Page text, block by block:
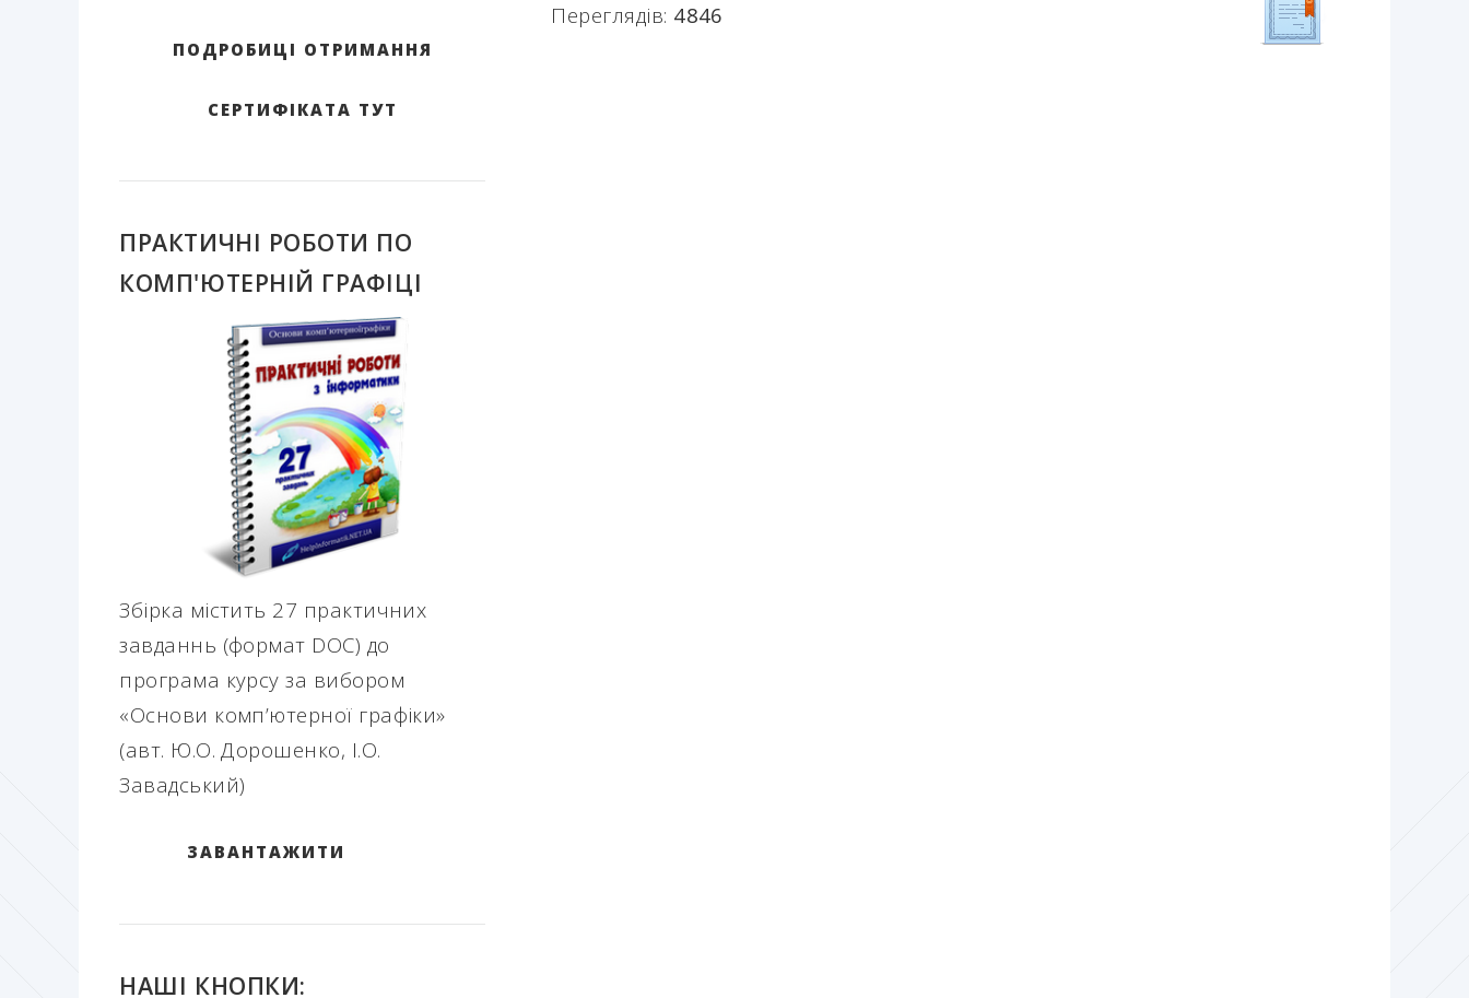
ПОДРОБИЦІ ОТРИМАННЯ
СЕРТИФІКАТА ТУТ
ПРАКТИЧНІ РОБОТИ ПО
КОМП'ЮТЕРНІЙ ГРАФІЦІ
Збірка містить 27 практичних
завданнь (формат DOC) до
програма курсу за вибором
«Основи комп’ютерної графіки»
(авт. Ю.О. Дорошенко, І.О.
Завадський)
ЗАВАНТАЖИТИ
НАШІ КНОПКИ:
Переглядів: 4846